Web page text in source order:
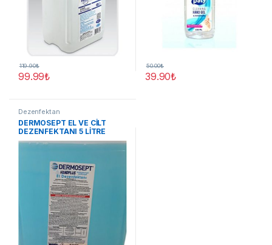
99.99₺
119.90₺
39.90₺
50.00₺
Dezenfektan
DERMOSEPT EL VE CİLT
DEZENFEKTANI 5 LİTRE